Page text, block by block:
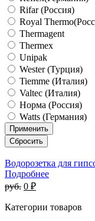
Rifar (Россия)
Royal
Thermagent
Thermex
Unipak
Wester (Турция)
Tiemme (Италия)
Valtec (Италия)
Норма (Россия)
Watts (Германия)
Водорозетка для
Подробнее
руб. 0 ₽
Категории товаров